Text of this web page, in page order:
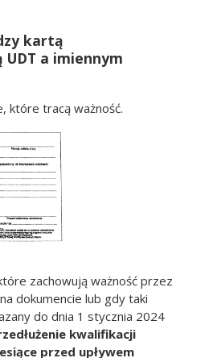
kartą
a imiennym
które tracą ważność.
zachowują ważność przez
dokumencie lub gdy taki
do dnia 1 stycznia 2024
kwalifikacji
przed upływem